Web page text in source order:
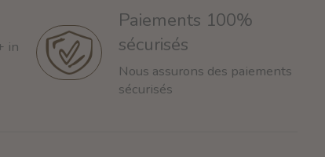
in
Paiements 100%
sécurisés
Nous assurons des paiements
sécurisés